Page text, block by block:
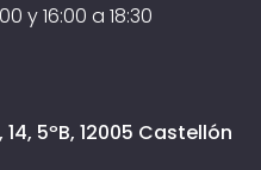
y 16:00 a 18:30
5ºB, 12005 Castellón